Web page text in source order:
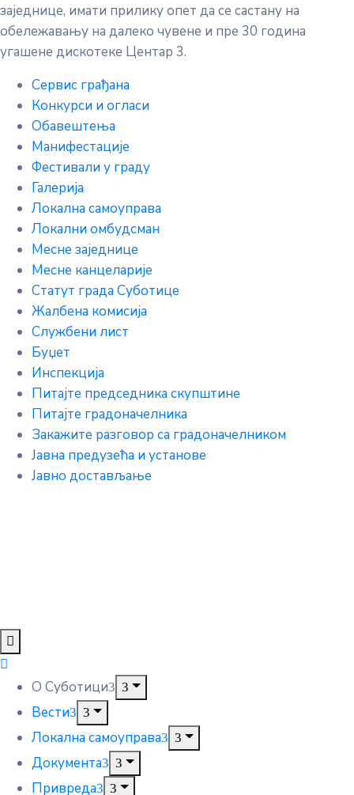
заједнице, имати прилику опет да се састану на
обележавању на далеко чувене и пре 30 година
угашене дискотеке Центар 3.
Сервис грађана
Конкурси и огласи
Обавештења
Манифестације
Фестивали у граду
Галерија
Локална самоуправа
Локални омбудсман
Месне заједнице
Месне канцеларије
Статут града Суботице
Жалбена комисија
Службени лист
Буџет
Инспекција
Питајте председника скупштине
Питајте градоначелника
Закажите разговор са градоначелником
Јавна предузећа и установе
Јавно достављање
О Суботици
Вести
Локална самоуправа
Документа
Привреда